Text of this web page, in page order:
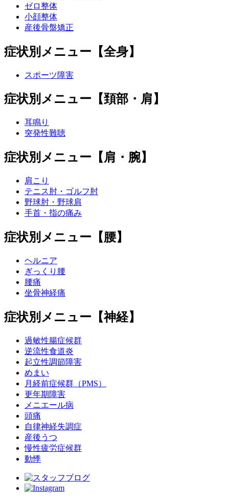
ゼロ整体
小顔整体
産後骨盤矯正
症状別メニュー【全身】
スポーツ障害
症状別メニュー【頚部・肩】
耳鳴り
突発性難聴
症状別メニュー【肩・腕】
肩こり
テニス肘・ゴルフ肘
野球肘・野球肩
手首・指の痛み
症状別メニュー【腰】
ヘルニア
ぎっくり腰
腰痛
坐骨神経痛
症状別メニュー【神経】
過敏性腸症候群
逆流性食道炎
起立性調節障害
めまい
月経前症候群（PMS）
更年期障害
メニエール病
頭痛
自律神経失調症
産後うつ
慢性疲労症候群
動悸